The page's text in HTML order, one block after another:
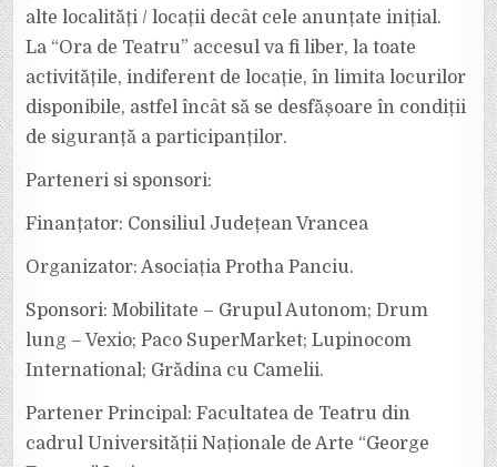
alte localități / locații decât cele anunțate inițial.
La “Ora de Teatru” accesul va fi liber, la toate
activitățile, indiferent de locație, în limita locurilor
disponibile, astfel încât să se desfășoare în condiții
de siguranță a participanților.
Parteneri si sponsori:
Finanțator: Consiliul Județean Vrancea
Organizator: Asociația Protha Panciu.
Sponsori: Mobilitate – Grupul Autonom; Drum
lung – Vexio; Paco SuperMarket; Lupinocom
International; Grădina cu Camelii.
Partener Principal: Facultatea de Teatru din
cadrul Universității Naționale de Arte “George